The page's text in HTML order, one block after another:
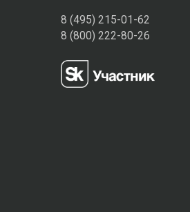
8 (495) 215-01-62
8 (800) 222-80-26